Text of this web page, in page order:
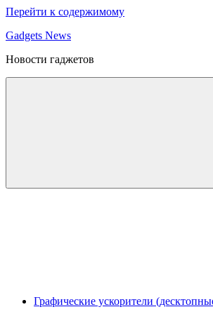
Перейти к содержимому
Gadgets News
Новости гаджетов
Графические ускорители